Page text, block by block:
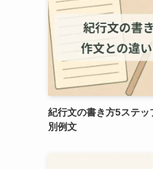
紀行文の書き方5ステ
別例文